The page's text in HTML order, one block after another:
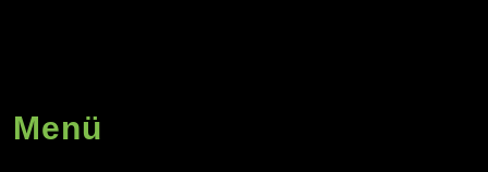
Menü